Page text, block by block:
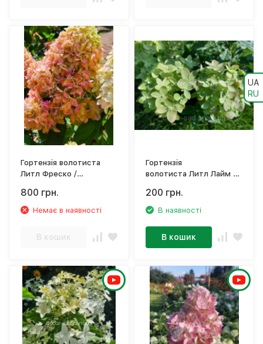
UA
RU
Гортензія волотиста
Литл Фреско /
'Little Fresco'
800 грн.
Немає в наявності
В кошик
Гортензія
волотиста Литл Лайм /
'Little Lime'
200 грн.
В наявності
В кошик